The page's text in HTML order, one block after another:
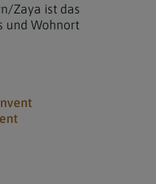
Zaya ist das
und Wohnort